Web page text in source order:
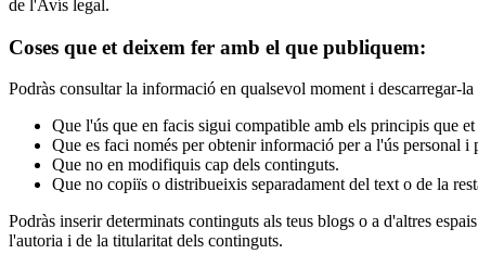
de l'Avís legal.
Coses que et deixem fer amb el que publiquem:
Podràs consultar la informació en qualsevol moment i descarregar-
Que l'ús que en facis sigui compatible amb els principis que
Que es faci només per obtenir informació per a l'ús personal
Que no en modifiquis cap dels continguts.
Que no copiïs o distribueixis separadament del text o de la
Podràs inserir determinats continguts als teus blogs o a d'altres
l'autoria i de la titularitat dels continguts.